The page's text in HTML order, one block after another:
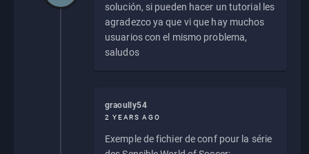
solución, si pueden hacer un tutorial les
agradezco ya que vi que hay muchos
usuarios con el mismo problema,
saludos
graoully54
2 YEARS AGO
Exemple de fichier de conf pour la série